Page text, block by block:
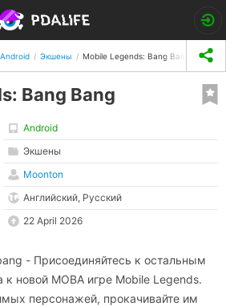
Экшены Mobile Legends: Bang Bang
Bang Bang
Android
Экшены
Moonton
Английский, Русский
22 April 2026
- Присоединяйтесь к остальным
к новой МОВА игре Mobile Legends.
персонажей, прокачивайте им